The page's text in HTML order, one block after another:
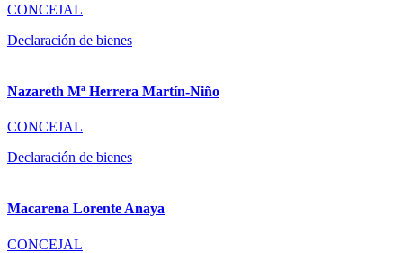
CONCEJAL
Declaración de bienes
Nazareth Mª Herrera Martín-Niño
CONCEJAL
Declaración de bienes
Macarena Lorente Anaya
CONCEJAL